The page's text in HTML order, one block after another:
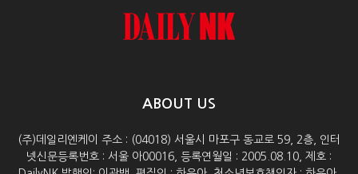
ABOUT US
(주)데일리엔케이 주소 : (04018) 서울시 마포구 동교로 59, 2층, 인터
넷신문등록번호 : 서울 아00016, 등록연월일 : 2005.08.10, 제호 :